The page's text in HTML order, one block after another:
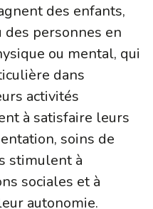
des enfants,
des personnes en
ou mental, qui
dans
activités
à satisfaire leurs
soins de
stimulent à
sociales et à
autonomie.